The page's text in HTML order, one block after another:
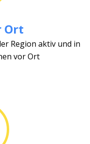
Ort
Region aktiv und in
vor Ort